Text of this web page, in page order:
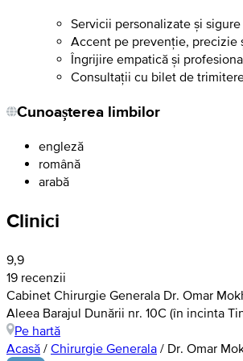
Servicii personalizate și sigure
Accent pe prevenție, precizie
Îngrijire empatică și
Consultații cu bilet de
Cunoașterea limbilor
engleză
română
arabă
Clinici
9,9
19 recenzii
Cabinet Chirurgie Generala Dr. Omar
Aleea Barajul Dunării nr. 10C (în incinta
Pe hartă
Acasă / Chirurgie Generala / Dr. Omar